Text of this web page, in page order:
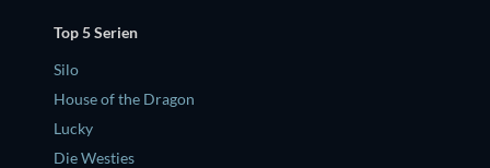
Top 5 Serien
Silo
House of the Dragon
Lucky
Die Westies